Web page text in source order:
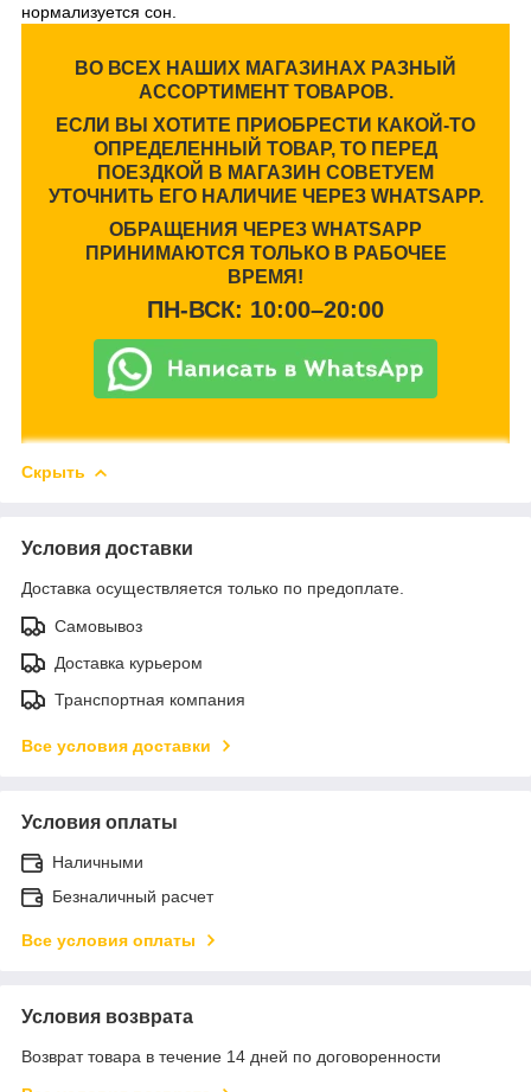
нормализуется сон.
ВО ВСЕХ НАШИХ МАГАЗИНАХ РАЗНЫЙ
АССОРТИМЕНТ ТОВАРОВ.
ЕСЛИ ВЫ ХОТИТЕ ПРИОБРЕСТИ КАКОЙ-ТО
ОПРЕДЕЛЕННЫЙ ТОВАР, ТО ПЕРЕД
ПОЕЗДКОЙ В МАГАЗИН СОВЕТУЕМ
УТОЧНИТЬ ЕГО НАЛИЧИЕ ЧЕРЕЗ WHATSAPP.
ОБРАЩЕНИЯ ЧЕРЕЗ WHATSAPP
ПРИНИМАЮТСЯ ТОЛЬКО В РАБОЧЕЕ
ВРЕМЯ!
ПН-ВСК: 10:00–20:00
Скрыть
Условия доставки
Доставка осуществляется только по предоплате.
Самовывоз
Доставка курьером
Транспортная компания
Все условия доставки
Условия оплаты
Наличными
Безналичный расчет
Все условия оплаты
Условия возврата
Возврат товара в течение 14 дней по договоренности